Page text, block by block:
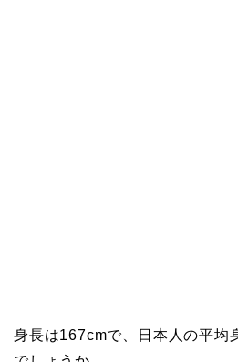
身長は167cmで、日本人の平均